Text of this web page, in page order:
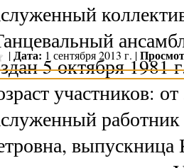
5 октября 1981
участников:
выпускница
|Дата: 1 сентября 2013 г. |